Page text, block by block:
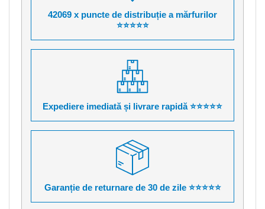
42069 x puncte de distribuție a mărfurilor
⭐⭐⭐⭐⭐
Expediere imediată și livrare rapidă ⭐⭐⭐⭐⭐
Garanție de returnare de 30 de zile ⭐⭐⭐⭐⭐